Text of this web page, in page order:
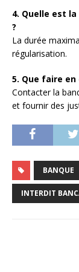
4. Quelle est la
?
La durée
régularisation.
5. Que faire en
Contacter la
et fournir des
BANQUE
INTERDIT